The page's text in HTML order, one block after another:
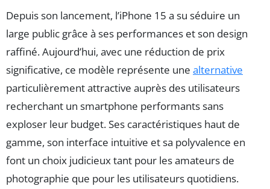
Depuis son lancement, l’iPhone 15 a su séduire un
large public grâce à ses performances et son design
raffiné. Aujourd’hui, avec une réduction de prix
significative, ce modèle représente une alternative
particulièrement attractive auprès des utilisateurs
recherchant un smartphone performants sans
exploser leur budget. Ses caractéristiques haut de
gamme, son interface intuitive et sa polyvalence en
font un choix judicieux tant pour les amateurs de
photographie que pour les utilisateurs quotidiens.